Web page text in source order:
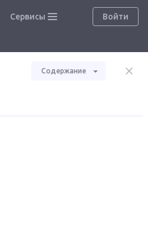
Сервисы Войти
Содержание